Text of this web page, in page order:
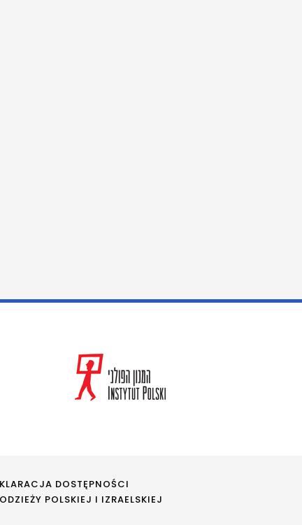
DOSTĘPNOŚCI
POLSKIEJ I IZRAELSKIEJ